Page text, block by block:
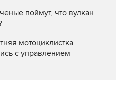
поймут, что вулкан
мотоциклистка
с управлением